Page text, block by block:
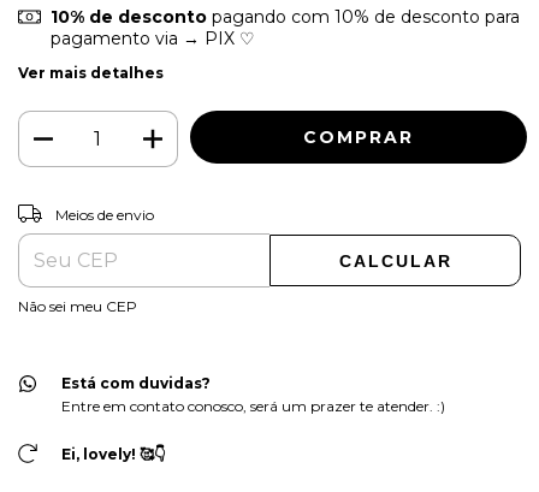
10% de descontopagando com 10% de desconto para
pagamento via → PIX ♡
Ver mais detalhes
Entregas para o CEP:
Meios de envio
CALCULAR
Não sei meu CEP
Está com duvidas?
Entre em contato conosco, será um prazer te atender. :)
Ei, lovely! 🥰👇